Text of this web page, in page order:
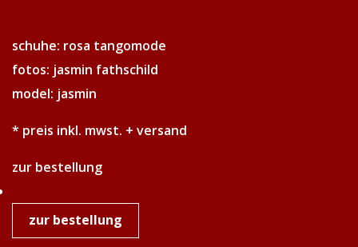
schuhe: rosa tangomode
fotos: jasmin fathschild
model: jasmin
* preis inkl. mwst. + versand
zur bestellung
zur bestellung